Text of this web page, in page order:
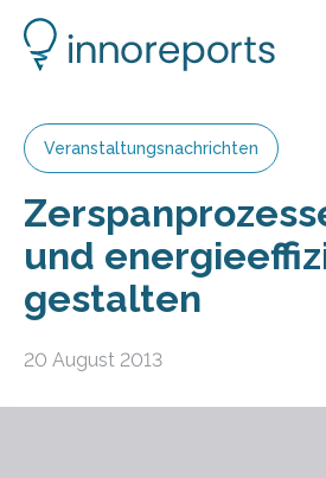
Veranstaltungsnachrichten
und
gestalten
20 August 2013